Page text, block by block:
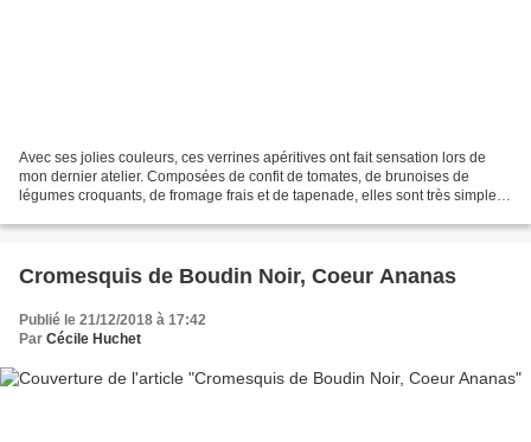
Avec ses jolies couleurs, ces verrines apéritives ont fait sensation lors de
mon dernier atelier. Composées de confit de tomates, de brunoises de
légumes croquants, de fromage frais et de tapenade, elles sont très simples
Cromesquis de Boudin Noir, Coeur Ananas
Publié le 21/12/2018 à 17:42
Par Cécile Huchet